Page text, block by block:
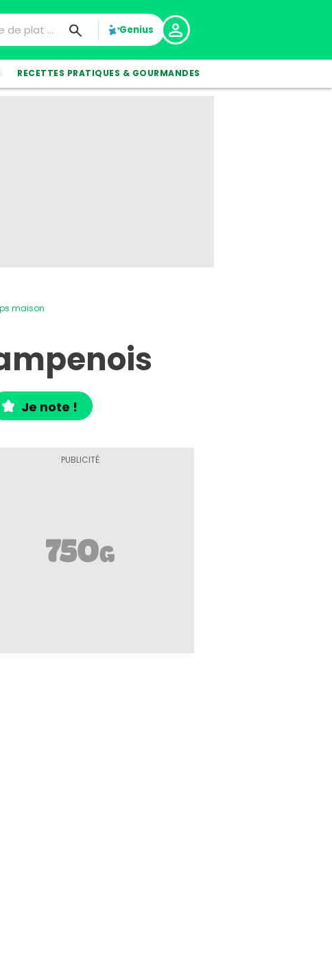
Genius
RECETTES PRATIQUES & GOURMANDES
maison
Je note !